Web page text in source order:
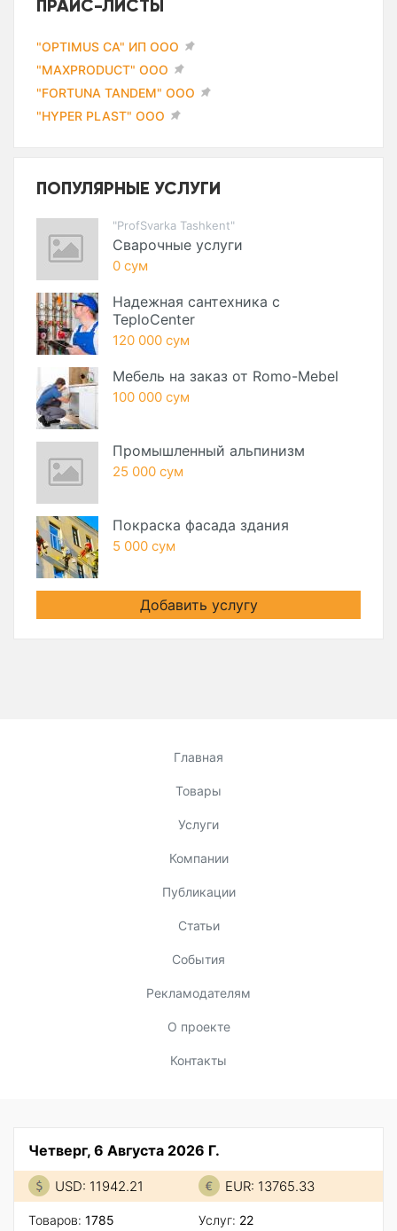
ПРАЙС-ЛИСТЫ
"OPTIMUS CA" ИП ООО
"MAXPRODUCT" ООО
"FORTUNA TANDEM" ООО
"HYPER PLAST" ООО
ПОПУЛЯРНЫЕ УСЛУГИ
"ProfSvarka Tashkent"
Сварочные услуги
0 сум
Надежная сантехника с
TeploCenter
120 000 сум
Мебель на заказ от Romo-Mebel
100 000 сум
Промышленный альпинизм
25 000 сум
Покраска фасада здания
5 000 сум
Добавить услугу
Главная
Товары
Услуги
Компании
Публикации
Статьи
События
Рекламодателям
О проекте
Контакты
Четверг, 6 Августа 2026 Г.
USD: 11942.21 EUR: 13765.33
Товаров: 1785
Услуг: 22